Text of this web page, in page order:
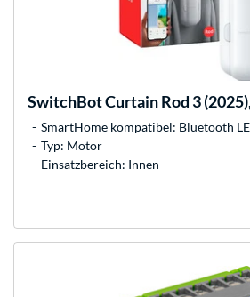
SwitchBotCurtain Rod 3
SmartHome kompatibel: Bluetooth LE
Typ: Motor
Einsatzbereich: Innen